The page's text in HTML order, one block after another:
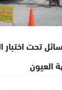
تحت اختبار
العيون